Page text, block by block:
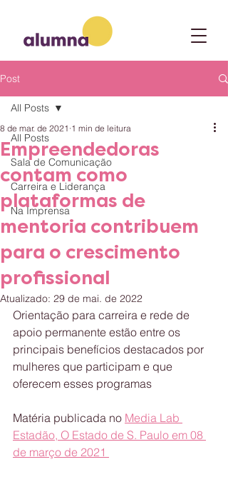
Post
All Posts
Sala de Comunicação
Carreira e Liderança
Na Imprensa
All Posts
Empreendedoras
contam como
plataformas de
mentoria contribuem
para o crescimento
profissional
8 de mar. de 2021 1 min de leitura
Atualizado: 29 de mai. de 2022
Orientação para carreira e rede de
apoio permanente estão entre os
principais benefícios destacados por
mulheres que participam e que
oferecem esses programas
Matéria publicada no Media Lab
Estadão, O Estado de S. Paulo em 08
de março de 2021